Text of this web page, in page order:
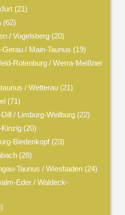
(21)
(62)
/ Vogelsberg(20)
/ Main-Taunus (19)
Rotenburg / Werra-Meißner
/ Wetterau(21)
(71)
/ Limburg-Weilburg(22)
(20)
Biedenkopf(23)
(28)
Taunus / Wiesbaden(24)
Eder / Waldeck-